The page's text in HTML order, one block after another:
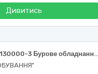
Дивитись
С_26Т- 562_43130000-3 Бурове обладнання (Вантажі)